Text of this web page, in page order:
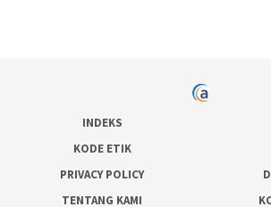
INDEKS
KODE ETIK
PRIVACY POLICY
TENTANG KAMI